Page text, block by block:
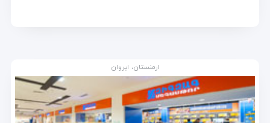
ارمنستان، ایروان